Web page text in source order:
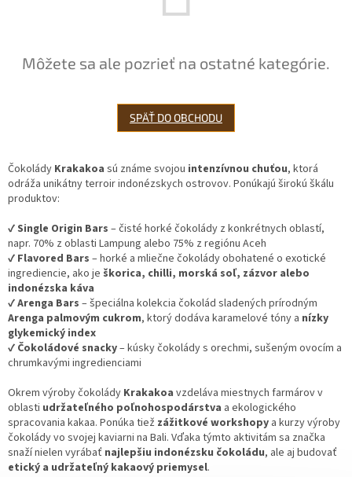
Môžete sa ale pozrieť na ostatné kategórie.
SPÄŤ DO OBCHODU
Čokolády Krakakoa sú známe svojou intenzívnou chuťou, ktorá
odráža unikátny terroir indonézskych ostrovov. Ponúkajú širokú škálu
produktov:
✔Single Origin Bars – čisté horké čokolády z konkrétnych oblastí,
napr. 70% z oblasti Lampung alebo 75% z regiónu Aceh
✔ Flavored Bars – horké a mliečne čokolády obohatené o exotické
ingrediencie, ako je škorica, chilli, morská soľ, zázvor alebo
indonézska káva
✔Arenga Bars – špeciálna kolekcia čokolád sladených prírodným
Arenga palmovým cukrom, ktorý dodáva karamelové tóny a nízky
glykemický index
✔ Čokoládové snacky– kúsky čokolády s orechmi, sušeným ovocím a
chrumkavými ingredienciami
Okrem výroby čokolády Krakakoa vzdeláva miestnych farmárov v
oblasti udržateľného poľnohospodárstva a ekologického
spracovania kakaa. Ponúka tiež zážitkové workshopy a kurzy výroby
čokolády vo svojej kaviarni na Bali. Vďaka týmto aktivitám sa značka
snaží nielen vyrábať najlepšiu indonézsku čokoládu, ale aj budovať
etický a udržateľný kakaový priemysel.